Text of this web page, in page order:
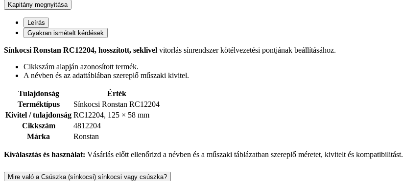
Kapitány megnyitása
Leírás
Gyakran ismételt kérdések
Sínkocsi Ronstan RC12204, hosszított, seklivel vitorlás sínrendszer kötélvezetési pontjának beállításához.
Cikkszám alapján azonosított termék.
A névben és az adattáblában szereplő műszaki kivitel.
Tulajdonság
Érték
Terméktípus
Sínkocsi Ronstan RC12204
Kivitel / tulajdonság RC12204, 125 × 58 mm
Cikkszám
4812204
Márka
Ronstan
Kiválasztás és használat: Vásárlás előtt ellenőrizd a névben és a műszaki táblázatban szereplő méretet, kivitelt és kompatibilitást.
Mire való a Csúszka (sínkocsi) sínkocsi vagy csúszka?